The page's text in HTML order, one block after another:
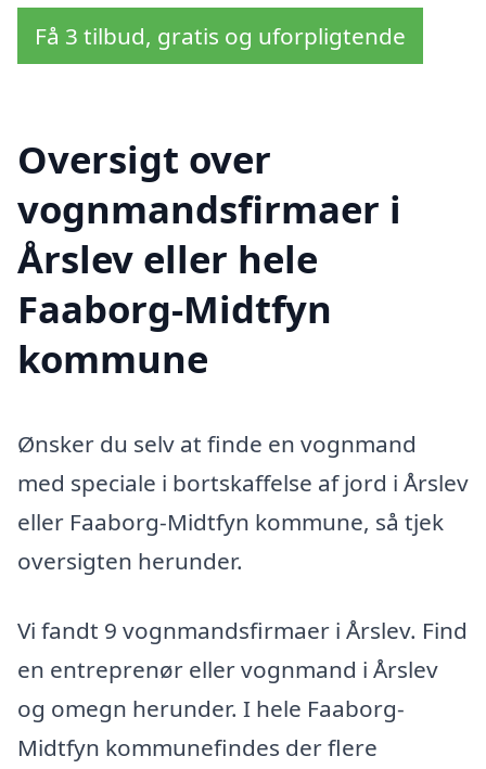
Få 3 tilbud, gratis og uforpligtende
Oversigt over
vognmandsfirmaer i
Årslev eller hele
Faaborg-Midtfyn
kommune
Ønsker du selv at finde en vognmand
med speciale i bortskaffelse af jord i Årslev
eller Faaborg-Midtfyn kommune, så tjek
oversigten herunder.
Vi fandt 9 vognmandsfirmaer i Årslev. Find
en entreprenør eller vognmand i Årslev
og omegn herunder. I hele Faaborg-
Midtfyn kommunefindes der flere